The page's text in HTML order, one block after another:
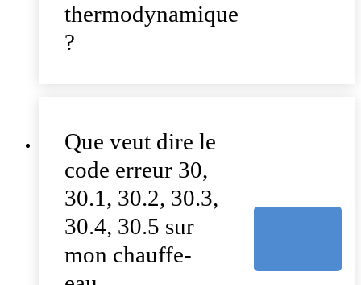
thermodynamique
?
Que veut dire le
code erreur 30,
30.1, 30.2, 30.3,
30.4, 30.5 sur
mon chauffe-